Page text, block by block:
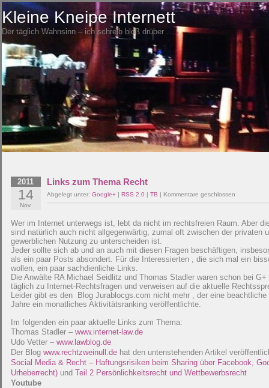
Kleine Kneipe Internett
Der täglich Wahnsinn – ich schreib bloß drüber ….
2011
14
Nov.
Links zum Thema Recht
Abgelegt unter: Google+ | RSS 2.0 | TB | Kommentare geschlossen
Wer im Internet unterwegs ist, lebt da nicht im rechtsfreien Raum. Aber
sind natürlich auch nicht allgegenwärtig, zumal oft zwischen der privaten
gewerblichen Nutzung zu unterscheiden ist.
Jeder sollte sich ab und an auch mit diesen Fragen beschäftigen,
als ein paar Posts absondert. Für die Interessierten , die sich mal ein
wollen, ein paar sachdienliche Links.
Die Anwälte RA Michael Seidlitz und Thomas Stadler waren schon bei
täglich zu Internet-Rechtsfragen und verweisen auf die aktuelle
Leider gibt es den Blog Jurablocgs.com nicht mehr , der eine
Jahre ein monatliches Aktivitätsranking veröffentlichte.
Im folgenden ein paar aktuelle Links zum Thema:
Thomas Stadler – www.internet-law.de
Udo Vetter – www.lawblog.de
Der Blog www.rechtzweinull.de hat den untenstehenden Artikel
Social Media & Recht – Haftungsrisiken beim Sharing über Facebook,
Urheberrecht) und Teil 2 Persönlichkeitsrecht und Wettbewerbsrecht
Youtube